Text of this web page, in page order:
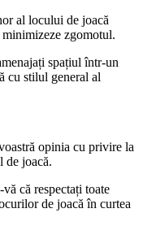
al locului de joacă
zgomotul.
spațiul într-un
cu stilul general al
opinia cu privire la
de joacă.
că respectați toate
de joacă în curtea